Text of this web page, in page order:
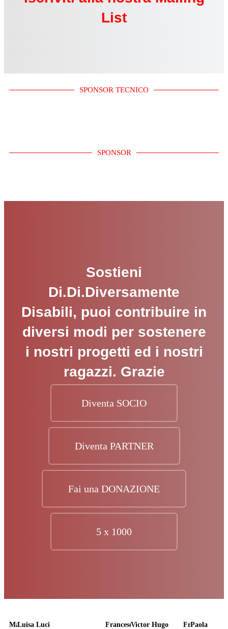
List
SPONSOR TECNICO
SPONSOR
Sostieni
Di.Di.Diversamente
Disabili, puoi contribuire in
diversi modi per sostenere
i nostri progetti ed i nostri
ragazzi. Grazie
Diventa SOCIO
Diventa PARTNER
Fai una DONAZIONE
5 x 1000
Mamma
Luisa Luci
FrancescaVictor Hugo
Francesca
Paola